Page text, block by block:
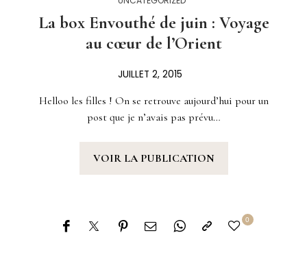
La box Envouthé de juin : Voyage
au cœur de l’Orient
JUILLET 2, 2015
Helloo les filles ! On se retrouve aujourd’hui pour un
post que je n’avais pas prévu…
VOIR LA PUBLICATION
0